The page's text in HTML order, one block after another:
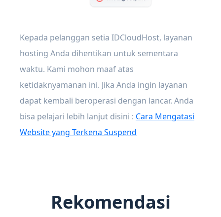
Kepada pelanggan setia IDCloudHost, layanan
hosting Anda dihentikan untuk sementara
waktu. Kami mohon maaf atas
ketidaknyamanan ini. Jika Anda ingin layanan
dapat kembali beroperasi dengan lancar. Anda
bisa pelajari lebih lanjut disini : Cara Mengatasi
Website yang Terkena Suspend
Rekomendasi